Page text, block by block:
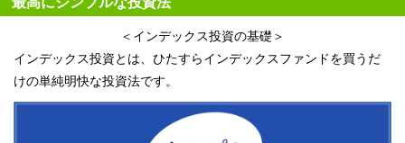
＜インデックス投資の基礎＞
インデックス投資とは、ひたすらインデックスファンドを買うだ
けの単純明快な投資法です。